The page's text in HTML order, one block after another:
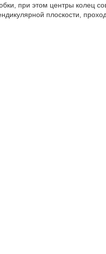
при этом центры колец
плоскости,